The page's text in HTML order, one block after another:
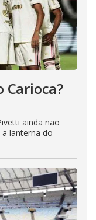
Carioca?
ainda não
lanterna do